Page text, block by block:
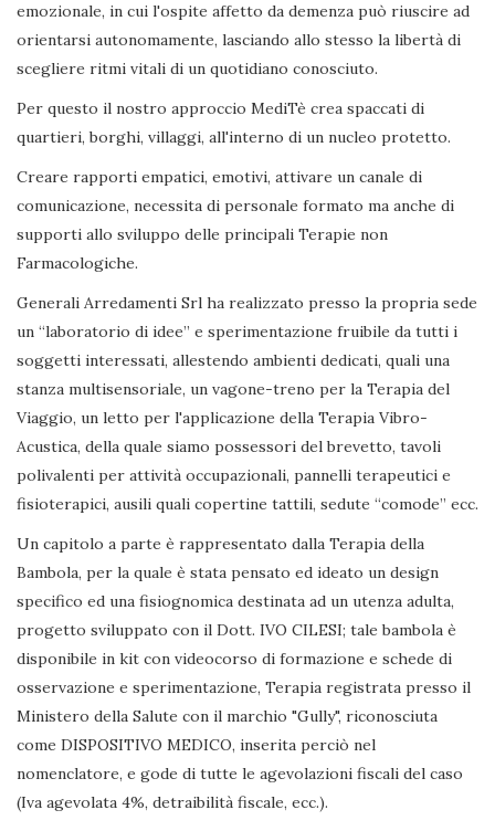
emozionale, in cui l'ospite affetto da demenza può riuscire ad
orientarsi autonomamente, lasciando allo stesso la libertà di
scegliere ritmi vitali di un quotidiano conosciuto.
Per questo il nostro approccio MediTè crea spaccati di
quartieri, borghi, villaggi, all'interno di un nucleo protetto.
Creare rapporti empatici, emotivi, attivare un canale di
comunicazione, necessita di personale formato ma anche di
supporti allo sviluppo delle principali Terapie non
Farmacologiche.
Generali Arredamenti Srl ha realizzato presso la propria sede
un “laboratorio di idee” e sperimentazione fruibile da tutti i
soggetti interessati, allestendo ambienti dedicati, quali una
stanza multisensoriale, un vagone-treno per la Terapia del
Viaggio, un letto per l'applicazione della Terapia Vibro-
Acustica, della quale siamo possessori del brevetto, tavoli
polivalenti per attività occupazionali, pannelli terapeutici e
fisioterapici, ausili quali copertine tattili, sedute “comode” ecc.
Un capitolo a parte è rappresentato dalla Terapia della
Bambola, per la quale è stata pensato ed ideato un design
specifico ed una fisiognomica destinata ad un utenza adulta,
progetto sviluppato con il Dott. IVO CILESI; tale bambola è
disponibile in kit con videocorso di formazione e schede di
osservazione e sperimentazione, Terapia registrata presso il
Ministero della Salute con il marchio "Gully", riconosciuta
come DISPOSITIVO MEDICO, inserita perciò nel
nomenclatore, e gode di tutte le agevolazioni fiscali del caso
(Iva agevolata 4%, detraibilità fiscale, ecc.).